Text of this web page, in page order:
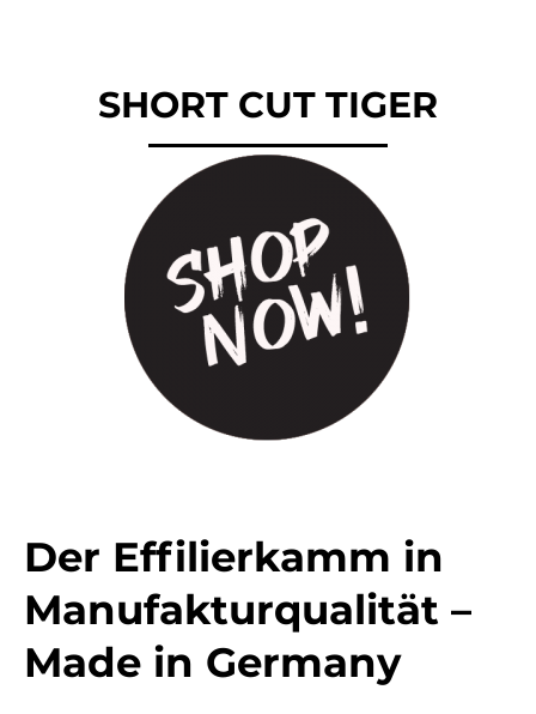
SHORT CUT TIGER
Der Effilierkamm in
Manufakturqualität –
Made in Germany